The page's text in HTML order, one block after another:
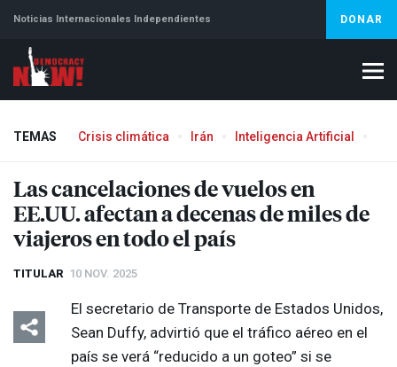
Noticias Internacionales Independientes DONAR
TEMAS Crisis climática Irán Inteligencia Artificial
Las cancelaciones de vuelos en
EE.UU. afectan a decenas de miles de
viajeros en todo el país
TITULAR 10 NOV. 2025
El secretario de Transporte de Estados Unidos,
Sean Duffy, advirtió que el tráfico aéreo en el
país se verá “reducido a un goteo” si se